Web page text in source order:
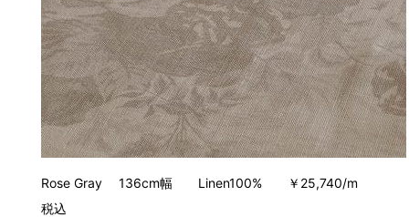
Rose Gray 136cm幅 Linen100% ￥25,740/m
税込